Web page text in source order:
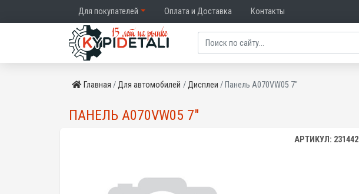
Для покупателей Оплата и Доставка Контакты
Главная Для автомобилей Дисплеи Панель A070VW05 7"
ПАНЕЛЬ A070VW05 7"
АРТИКУЛ: 231442